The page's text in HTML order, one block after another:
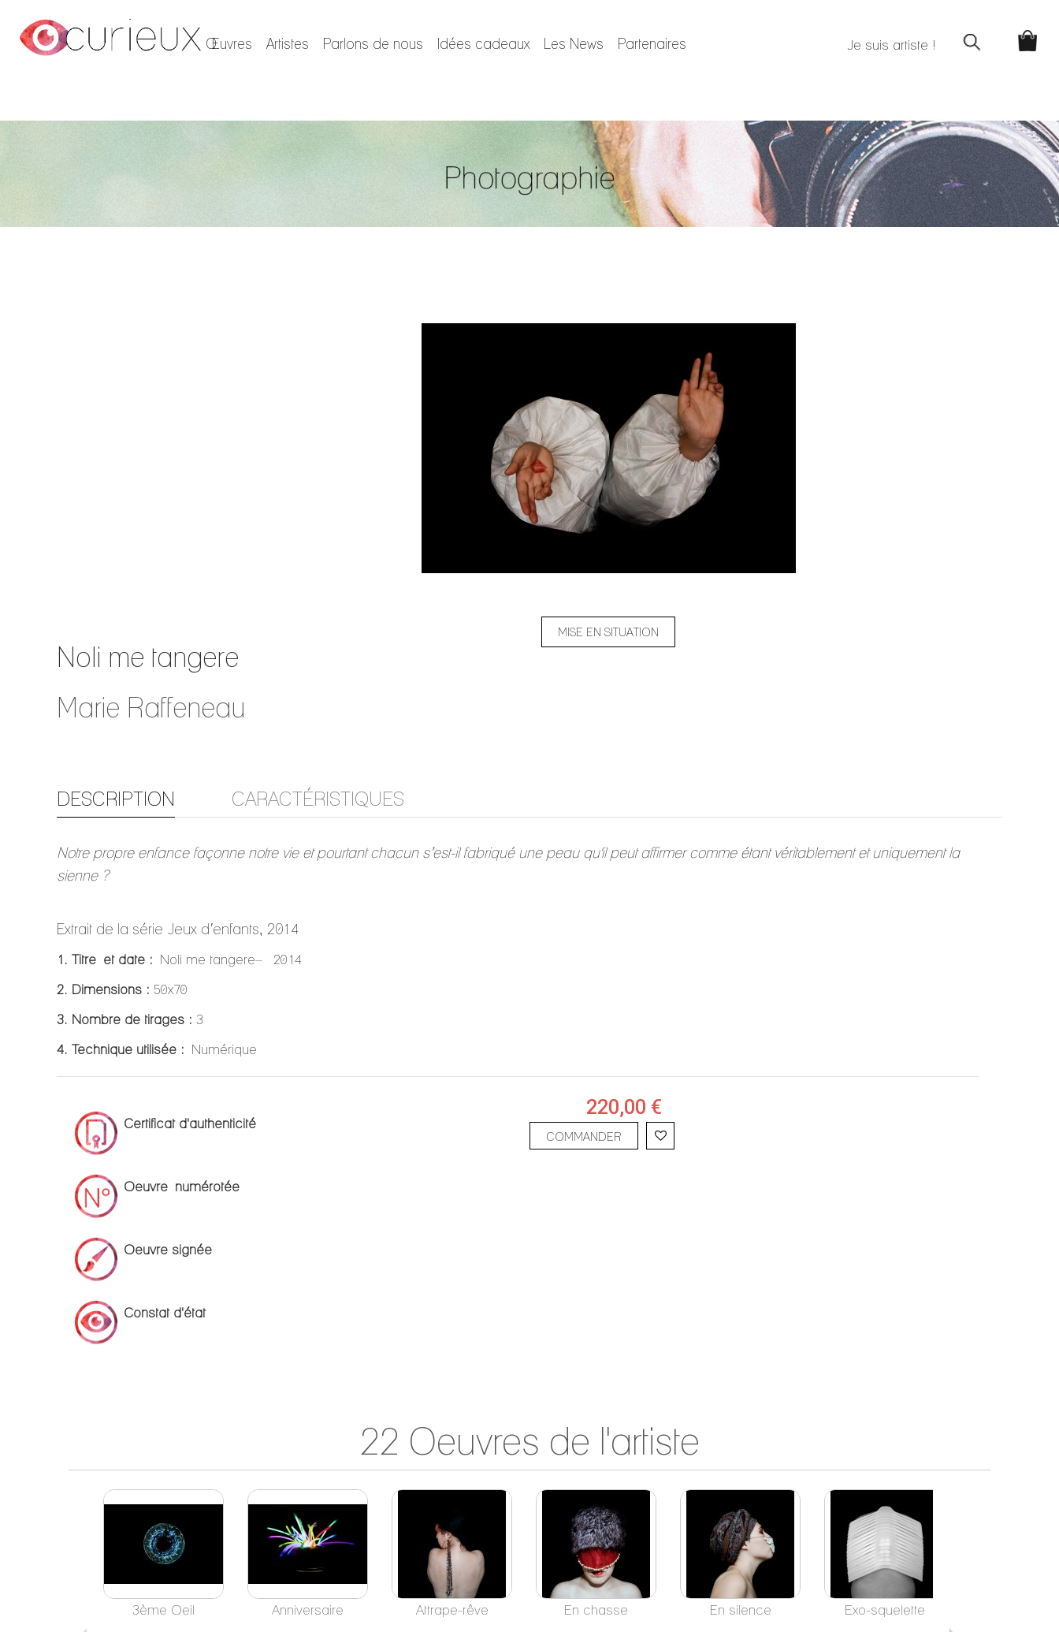
Œuvres Artistes Parlons de nous Idées cadeaux Les News Partenaires Je suis artiste !
MISE EN SITUATION
Noli me tangere
Marie Raffeneau
DESCRIPTION CARACTÉRISTIQUES
Notre propre enfance façonne notre vie et pourtant chacun s’est-il fabriqué une peau qu'il peut affirmer comme étant véritablement et uniquement la
sienne ?
Extrait de la série Jeux d’enfants, 2014
1. Titre et date : Noli me tangere– 2014
2. Dimensions : 50x70
3. Nombre de tirages : 3
4. Technique utilisée : Numérique
Certificat d'authenticité
Oeuvre numérotée
Oeuvre signée
Constat d'état
220,00 €
COMMANDER
22 Oeuvres de l'artiste
3ème Oeil Anniversaire Attrape-rêve En chasse En silence Exo-squelette